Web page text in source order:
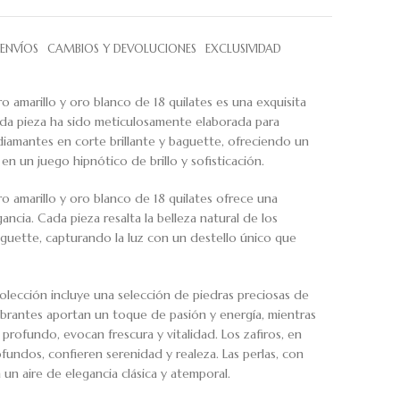
CAMBIOS Y DEVOLUCIONES EXCLUSIVIDAD
amarillo y oro blanco de 18 quilates es una exquisita
pieza ha sido meticulosamente elaborada para
en corte brillante y baguette, ofreciendo un
un juego hipnótico de brillo y sofisticación.
amarillo y oro blanco de 18 quilates ofrece una
Cada pieza resalta la belleza natural de los
capturando la luz con un destello único que
incluye una selección de piedras preciosas de
aportan un toque de pasión y energía, mientras
evocan frescura y vitalidad. Los zafiros, en
confieren serenidad y realeza. Las perlas, con
aire de elegancia clásica y atemporal.